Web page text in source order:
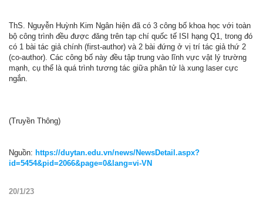
ThS. Nguyễn Huỳnh Kim Ngân hiện đã có 3 công bố khoa học với toàn
bộ công trình đều được đăng trên tạp chí quốc tế ISI hạng Q1, trong đó
có 1 bài tác giả chính (first-author) và 2 bài đứng ở vị trí tác giả thứ 2
(co-author). Các công bố này đều tập trung vào lĩnh vực vật lý trường
mạnh, cụ thể là quá trình tương tác giữa phân tử là xung laser cực
ngắn.
(Truyền Thông)
Nguồn: https://duytan.edu.vn/news/NewsDetail.aspx?
id=5454&pid=2066&page=0&lang=vi-VN
20/1/23